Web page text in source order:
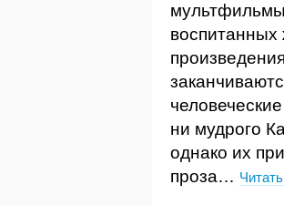
воспитанных
ни мудрого
однако их
проза…